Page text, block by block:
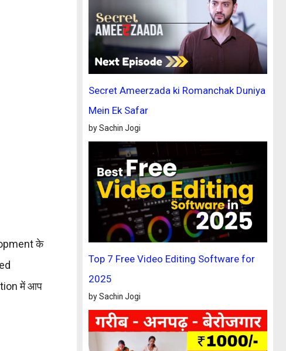
के
में आप
Secret Ameerzada ki Romanchak Duniya
Mein Ek Safar
by Sachin Jogi
Top 7 Free Video Editing Software for
2025
by Sachin Jogi